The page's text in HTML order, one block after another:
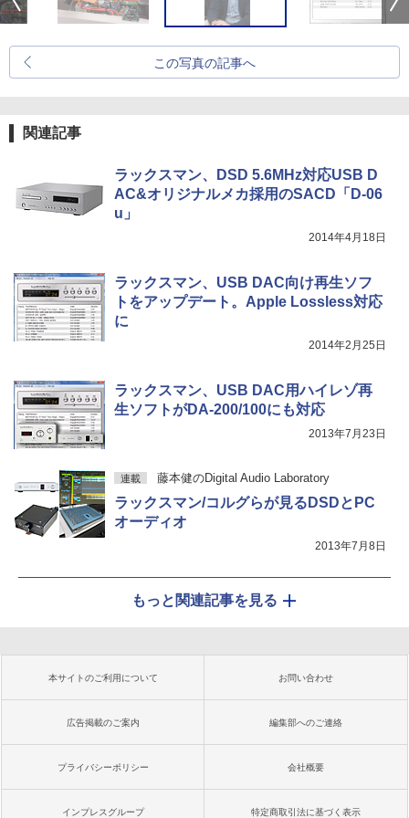
この写真の記事へ
関連記事
ラックスマン、DSD 5.6MHz対応USB D
AC&オリジナルメカ採用のSACD「D-06
u」
2014年4月18日
ラックスマン、USB DAC向け再生ソフ
トをアップデート。Apple Lossless対応
に
2014年2月25日
ラックスマン、USB DAC用ハイレゾ再
生ソフトがDA-200/100にも対応
2013年7月23日
連載 藤本健のDigital Audio Laboratory
ラックスマン/コルグらが見るDSDとPC
オーディオ
2013年7月8日
もっと関連記事を見る
本サイトのご利用について お問い合わせ
広告掲載のご案内 編集部へのご連絡
プライバシーポリシー 会社概要
インプレスグループ 特定商取引法に基づく表示